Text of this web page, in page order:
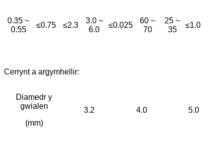
0.35 ~
0.55
≤0.75 ≤2.3
3.0 ~
6.0
≤0.025
60 ~
70
25 ~
35
≤1.0
Cerrynt a argymhellir:
Diamedr y
gwialen
(mm)
3.2 4.0 5.0